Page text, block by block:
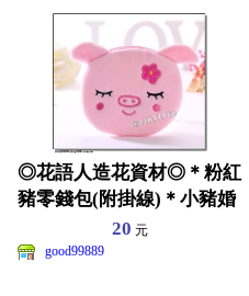
◎花語人造花資材◎＊粉紅
豬零錢包(附掛線)＊小豬婚
禮小物~尾牙抽獎贈品
20 元
good99889